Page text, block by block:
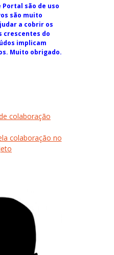
são de uso
são muito
a cobrir os
crescentes do
implicam
Muito obrigado.
colaboração
colaboração no